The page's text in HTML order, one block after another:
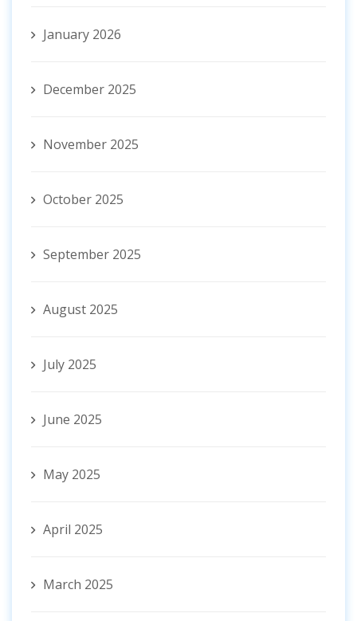
January 2026
December 2025
November 2025
October 2025
September 2025
August 2025
July 2025
June 2025
May 2025
April 2025
March 2025